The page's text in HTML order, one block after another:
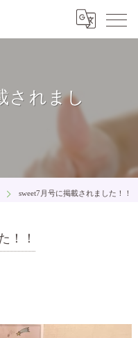
されまし
sweet7月号に掲載されました！！
！！